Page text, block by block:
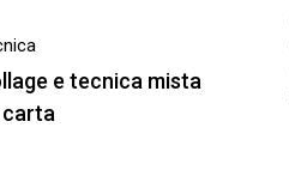
e tecnica mista